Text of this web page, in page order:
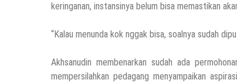
keringanan, instansinya belum bisa memastikan
“Kalau menunda kok nggak bisa, soalnya sudah
Akhsanudin membenarkan sudah ada
mempersilahkan pedagang menyampaikan